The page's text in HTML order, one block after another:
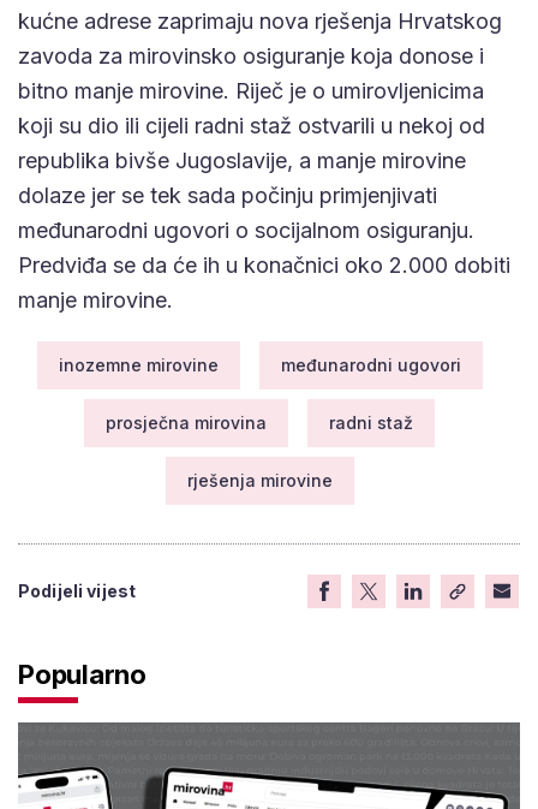
kućne adrese zaprimaju nova rješenja Hrvatskog
zavoda za mirovinsko osiguranje koja donose i
bitno manje mirovine. Riječ je o umirovljenicima
koji su dio ili cijeli radni staž ostvarili u nekoj od
republika bivše Jugoslavije, a manje mirovine
dolaze jer se tek sada počinju primjenjivati
međunarodni ugovori o socijalnom osiguranju.
Predviđa se da će ih u konačnici oko 2.000 dobiti
manje mirovine.
inozemne mirovine međunarodni ugovori
prosječna mirovina radni staž
rješenja mirovine
Podijeli vijest
Popularno